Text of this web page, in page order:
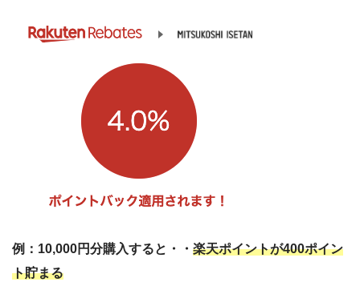
例：10,000円分購入すると・・ 楽天ポイントが400ポイン
ト貯まる